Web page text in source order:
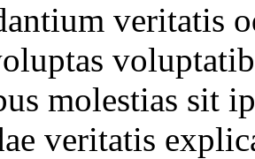
veritatis
molestias sit
veritatis